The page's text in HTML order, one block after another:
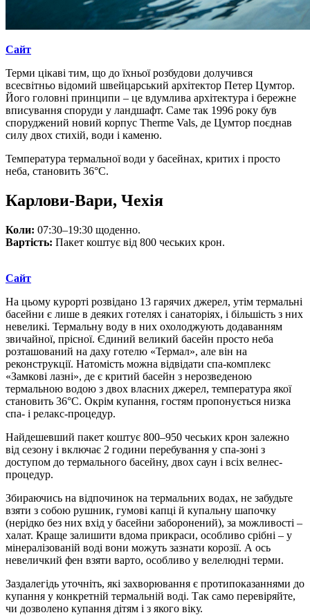
Сайт
Терми цікаві тим, що до їхньої розбудови долучився
всесвітньо відомий швейцарський архітектор Петер Цумтор.
Його головні принципи – це вдумлива архітектура і бережне
вписування споруди у ландшафт. Саме так 1996 року був
споруджений новий корпус Therme Vals, де Цумтор поєднав
силу двох стихій, води і каменю.
Температура термальної води у басейнах, критих і просто
неба, становить 36°С.
Карлови-Вари, Чехія
Коли: 07:30–19:30 щоденно.
Вартість: Пакет коштує від 800 чеських крон.
Сайт
На цьому курорті розвідано 13 гарячих джерел, утім термальні
басейни є лише в деяких готелях і санаторіях, і більшість з них
невеликі. Термальну воду в них охолоджують додаванням
звичайної, прісної. Єдиний великий басейн просто неба
розташований на даху готелю «Термал», але він на
реконструкції. Натомість можна відвідати спа-комплекс
«Замкові лазні», де є критий басейн з нерозведеною
термальною водою з двох власних джерел, температура якої
становить 36°С. Окрім купання, гостям пропонується низка
спа- і релакс-процедур.
Найдешевший пакет коштує 800–950 чеських крон залежно
від сезону і включає 2 години перебування у спа-зоні з
доступом до термального басейну, двох саун і всіх велнес-
процедур.
Збираючись на відпочинок на термальних водах, не забудьте
взяти з собою рушник, гумові капці й купальну шапочку
(нерідко без них вхід у басейни заборонений), за можливості –
халат. Краще залишити вдома прикраси, особливо срібні – у
мінералізованій воді вони можуть зазнати корозії. А ось
невеличкий фен взяти варто, особливо у велелюдні терми.
Заздалегідь уточніть, які захворювання є протипоказаннями до
купання у конкретній термальній воді. Так само перевіряйте,
чи дозволено купання дітям і з якого віку.